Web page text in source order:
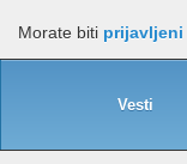
Morate biti prijavljeni
Vesti